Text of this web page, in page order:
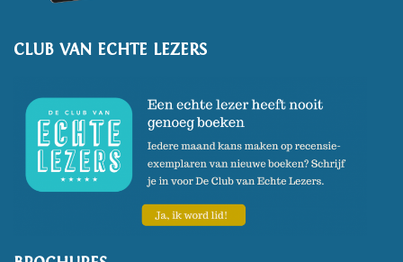
CLUB VAN ECHTE LEZERS